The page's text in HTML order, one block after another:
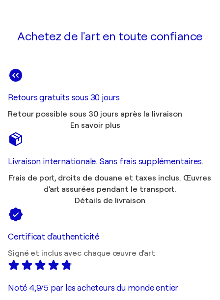
Achetez de l'art en toute confiance
Retours gratuits sous 30 jours
Retour possible sous 30 jours après la livraison
En savoir plus
Livraison internationale. Sans frais supplémentaires.
Frais de port, droits de douane et taxes inclus. Œuvres
d'art assurées pendant le transport.
Détails de livraison
Certificat d'authenticité
Signé et inclus avec chaque œuvre d'art
Noté 4,9/5 par les acheteurs du monde entier